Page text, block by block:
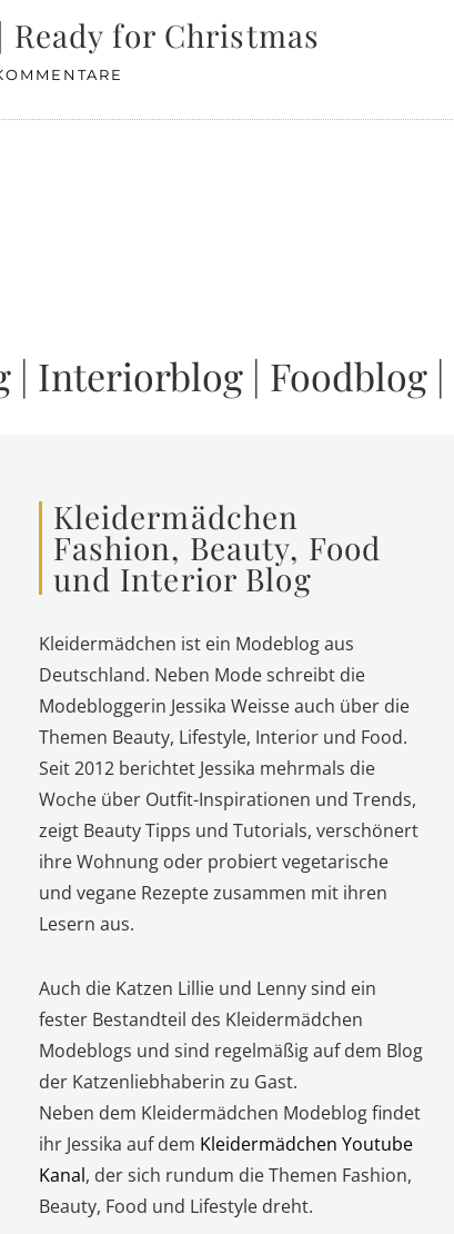
for Christmas
| Interiorblog | Foodblog |
Kleidermädchen
Fashion, Beauty, Food
und Interior Blog
Kleidermädchen ist ein Modeblog aus
Deutschland. Neben Mode schreibt die
Modebloggerin Jessika Weisse auch über die
Themen Beauty, Lifestyle, Interior und Food.
Seit 2012 berichtet Jessika mehrmals die
Woche über Outfit-Inspirationen und Trends,
zeigt Beauty Tipps und Tutorials, verschönert
ihre Wohnung oder probiert vegetarische
und vegane Rezepte zusammen mit ihren
Lesern aus.
Auch die Katzen Lillie und Lenny sind ein
fester Bestandteil des Kleidermädchen
Modeblogs und sind regelmäßig auf dem Blog
der Katzenliebhaberin zu Gast.
Neben dem Kleidermädchen Modeblog findet
ihr Jessika auf dem Kleidermädchen Youtube
Kanal, der sich rundum die Themen Fashion,
Beauty, Food und Lifestyle dreht.